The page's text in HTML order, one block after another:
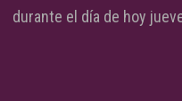
durante el día de hoy